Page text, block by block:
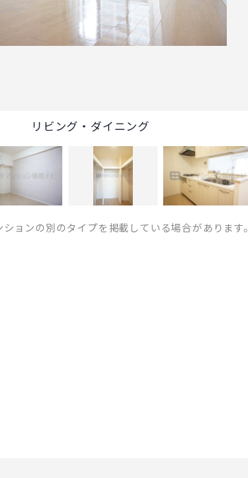
リビング・ダイニング
ョンの別のタイプを掲載している場合があります。